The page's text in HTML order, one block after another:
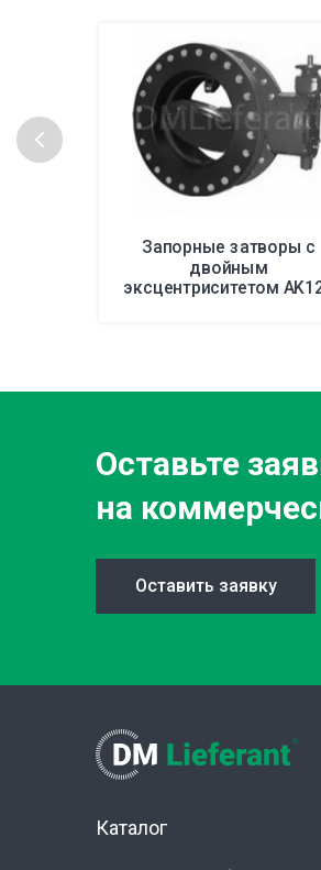
Запорные затворы с
двойным
эксцентриситетом
Оставьте
на
Оставить заявку
Каталог